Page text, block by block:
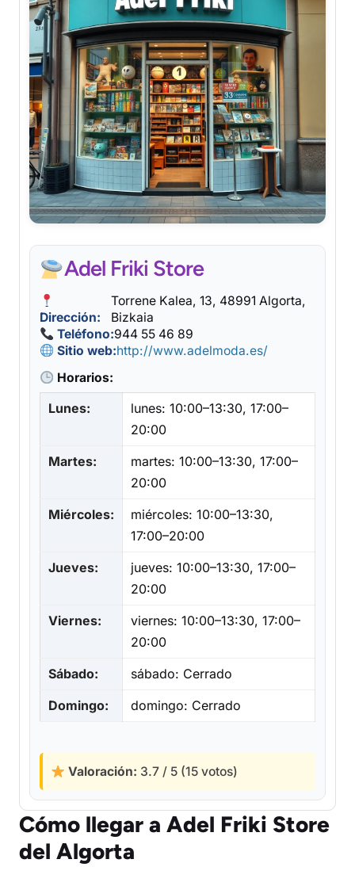
Adel Friki Store
Dirección:
Torrene Kalea, 13, 48991 Algorta,
Bizkaia
Teléfono:944 55 46 89
Sitio web:http://www.adelmoda.es/
Horarios:
Lunes:
lunes: 10:00–13:30, 17:00–
20:00
Martes:
martes: 10:00–13:30, 17:00–
20:00
Miércoles:
miércoles: 10:00–13:30,
17:00–20:00
Jueves:
jueves: 10:00–13:30, 17:00–
20:00
Viernes:
viernes: 10:00–13:30, 17:00–
20:00
Sábado:
sábado: Cerrado
Domingo:
domingo: Cerrado
Valoración: 3.7 / 5 (15 votos)
Cómo llegar a Adel Friki Store
del Algorta